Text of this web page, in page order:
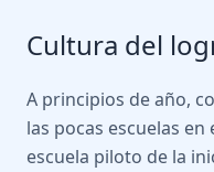
Cultura del
A principios de año,
las pocas escuelas
escuela piloto de la